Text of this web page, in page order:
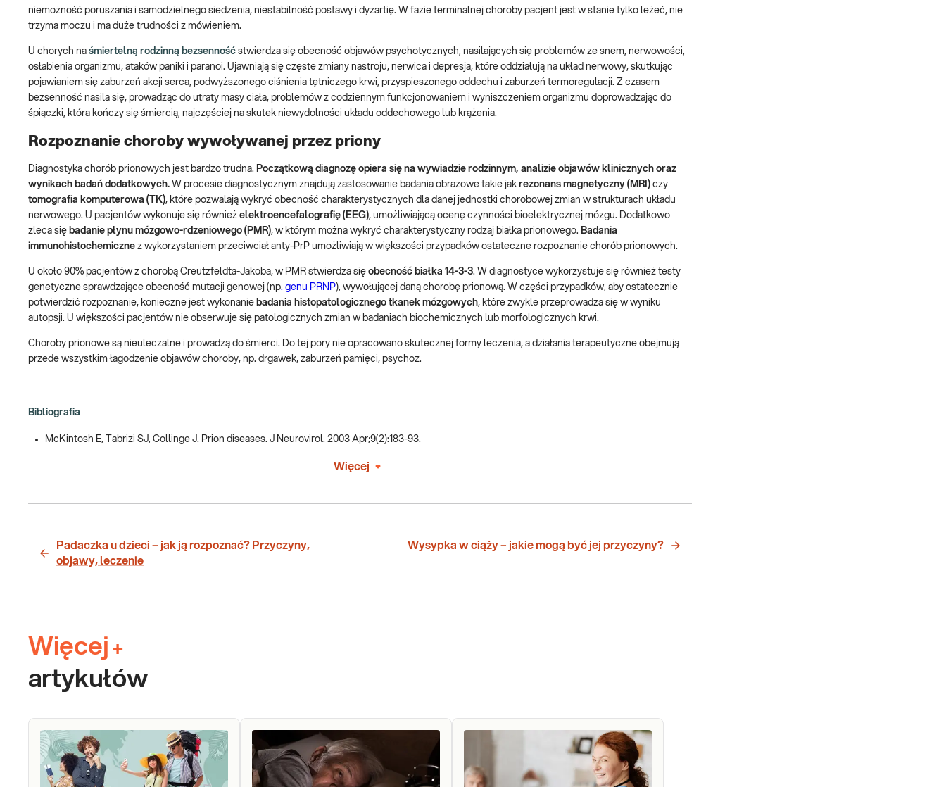
niemożność poruszania i samodzielnego siedzenia, niestabilność postawy i dyzartię. W fazie terminalnej choroby pacjent jest w stanie tylko leżeć, nie
trzyma moczu i ma duże trudności z mówieniem.
U chorych na śmiertelną rodzinną bezsenność stwierdza się obecność objawów psychotycznych, nasilających się problemów ze snem, nerwowości,
osłabienia organizmu, ataków paniki i paranoi. Ujawniają się częste zmiany nastroju, nerwica i depresja, które oddziałują na układ nerwowy, skutkując
pojawianiem się zaburzeń akcji serca, podwyższonego ciśnienia tętniczego krwi, przyspieszonego oddechu i zaburzeń termoregulacji. Z czasem
bezsenność nasila się, prowadząc do utraty masy ciała, problemów z codziennym funkcjonowaniem i wyniszczeniem organizmu doprowadzając do
śpiączki, która kończy się śmiercią, najczęściej na skutek niewydolności układu oddechowego lub krążenia.
Rozpoznanie choroby wywoływanej przez priony
Diagnostyka chorób prionowych jest bardzo trudna. Początkową diagnozę opiera się na wywiadzie rodzinnym, analizie objawów klinicznych oraz
wynikach badań dodatkowych. W procesie diagnostycznym znajdują zastosowanie badania obrazowe takie jak rezonans magnetyczny (MRI) czy
tomografia komputerowa (TK), które pozwalają wykryć obecność charakterystycznych dla danej jednostki chorobowej zmian w strukturach układu
nerwowego. U pacjentów wykonuje się również elektroencefalografię (EEG), umożliwiającą ocenę czynności bioelektrycznej mózgu. Dodatkowo
zleca się badanie płynu mózgowo-rdzeniowego (PMR), w którym można wykryć charakterystyczny rodzaj białka prionowego. Badania
immunohistochemiczne z wykorzystaniem przeciwciał anty-PrP umożliwiają w większości przypadków ostateczne rozpoznanie chorób prionowych.
U około 90% pacjentów z chorobą Creutzfeldta-Jakoba, w PMR stwierdza się obecność białka 14-3-3. W diagnostyce wykorzystuje się również testy
genetyczne sprawdzające obecność mutacji genowej (np. genu PRNP), wywołującej daną chorobę prionową. W części przypadków, aby ostatecznie
potwierdzić rozpoznanie, konieczne jest wykonanie badania histopatologicznego tkanek mózgowych, które zwykle przeprowadza się w wyniku
autopsji. U większości pacjentów nie obserwuje się patologicznych zmian w badaniach biochemicznych lub morfologicznych krwi.
Choroby prionowe są nieuleczalne i prowadzą do śmierci. Do tej pory nie opracowano skutecznej formy leczenia, a działania terapeutyczne obejmują
przede wszystkim łagodzenie objawów choroby, np. drgawek, zaburzeń pamięci, psychoz.
Bibliografia
McKintosh E, Tabrizi SJ, Collinge J. Prion diseases. J Neurovirol. 2003 Apr;9(2):183-93.
Więcej
Padaczka u dzieci – jak ją rozpoznać? Przyczyny,
objawy, leczenie
Wysypka w ciąży – jakie mogą być jej przyczyny?
Więcej +
artykułów